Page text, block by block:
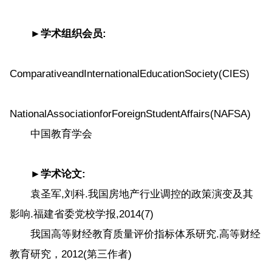
►学术组织会员:
ComparativeandInternationalEducationSociety(CIES)
NationalAssociationforForeignStudentAffairs(NAFSA)
中国教育学会
►学术论文:
袁圣军,刘科.我国房地产行业调控的政策演变及其
影响.福建省委党校学报,2014(7)
我国高等财经教育质量评价指标体系研究.高等财经
教育研究，2012(第三作者)